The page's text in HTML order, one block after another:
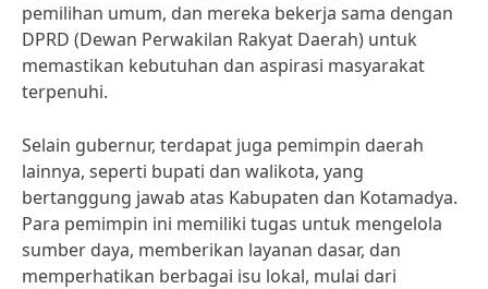
pemilihan umum, dan mereka bekerja sama dengan
DPRD (Dewan Perwakilan Rakyat Daerah) untuk
memastikan kebutuhan dan aspirasi masyarakat
terpenuhi.
Selain gubernur, terdapat juga pemimpin daerah
lainnya, seperti bupati dan walikota, yang
bertanggung jawab atas Kabupaten dan Kotamadya.
Para pemimpin ini memiliki tugas untuk mengelola
sumber daya, memberikan layanan dasar, dan
memperhatikan berbagai isu lokal, mulai dari